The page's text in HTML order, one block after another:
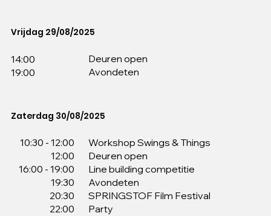
Vrijdag 29/08/2025
14:00
19:00
Deuren open
Avondeten
Zaterdag 30/08/2025
10:30 - 12:00
12:00
16:00 - 19:00
19:30
20:30
22:00
Workshop Swings & Things
Deuren open
Line building competitie
Avondeten
SPRINGSTOF Film Festival
Party